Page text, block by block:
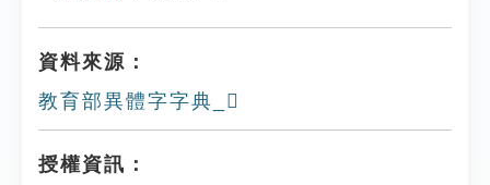
資料來源：
教育部異體字字典_𠙙
授權資訊：